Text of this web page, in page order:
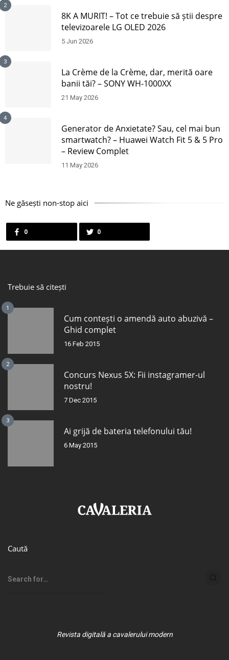
2
8K A MURIT! – Tot ce trebuie să știi despre
televizoarele LG OLED 2026
5 Jun 2026
3
La Crème de la Crème, dar, merită oare
banii tăi? – SONY WH-1000XX
21 May 2026
4
Generator de Anxietate? Sau, cel mai bun
smartwatch? – Huawei Watch Fit 5 & 5 Pro
– Review Complet
11 May 2026
Ne găsești non-stop aici
0 0
Trebuie să citești
1
Cum contești o amendă auto abuzivă –
Ghid complet
16 Feb 2015
2
Concurs Nexus 5X: Fii instagramer-ul
nostru!
7 Dec 2015
3
Ai grijă de bateria telefonului tău!
6 May 2015
Caută
Revista digitală a cavalerului modern